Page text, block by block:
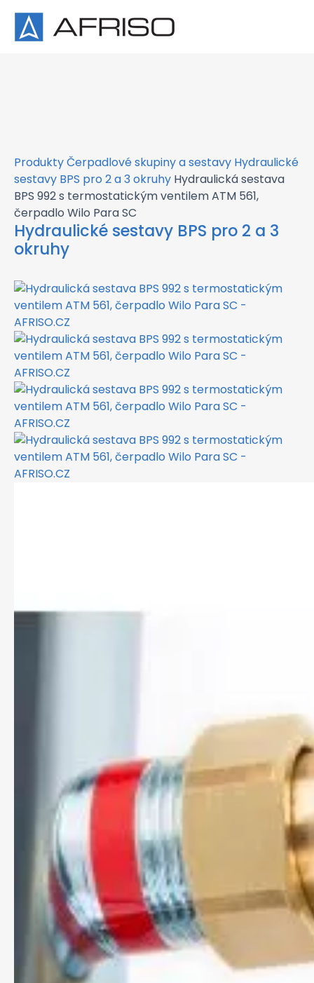
×
ProduktyČerpadlové skupiny a sestavy Hydraulické
sestavy BPS pro 2 a 3 okruhy Hydraulická sestava
BPS 992 s termostatickým ventilem ATM 561,
čerpadlo Wilo Para SC
Hydraulické sestavy BPS pro 2 a 3
okruhy